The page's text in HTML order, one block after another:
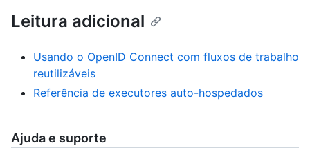
Leitura adicional
Usando o OpenID Connect com fluxos de trabalho
reutilizáveis
Referência de executores auto-hospedados
Ajuda e suporte